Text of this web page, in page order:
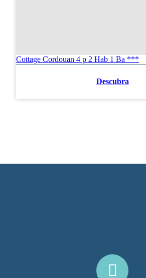
Cottage Cordouan 4 p 2 Hab 1 Ba ***
Descubra